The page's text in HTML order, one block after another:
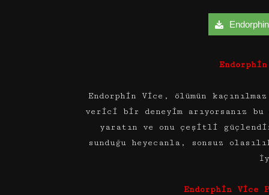
Endorphin Vice, ölümün
verici bir deneyim arıyorsanız
yaratın ve onu çeşitli
sunduğu heyecanla, sonsuz
Endorphin Vice